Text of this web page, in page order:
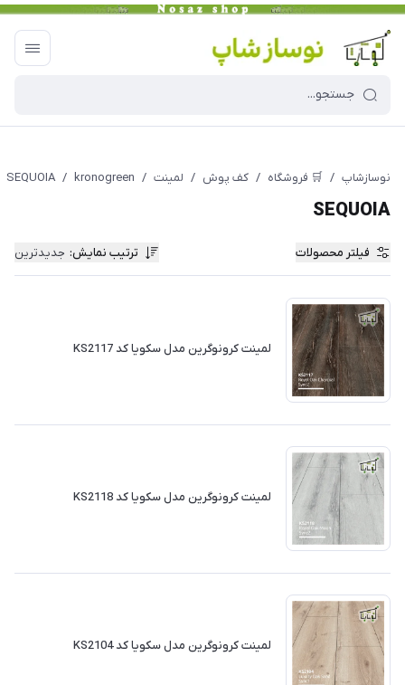
نوسازشاپ / 🛒 فروشگاه / کف پوش / لمینت /
kronogreen
/
SEQUOIA
SEQUOIA
فیلتر محصولات ترتیب نمایش: جدیدترین
لمینت کرونوگرین مدل سکویا کد KS2117
لمینت کرونوگرین مدل سکویا کد KS2118
لمینت کرونوگرین مدل سکویا کد KS2104